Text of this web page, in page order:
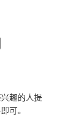
趣的人提
可。